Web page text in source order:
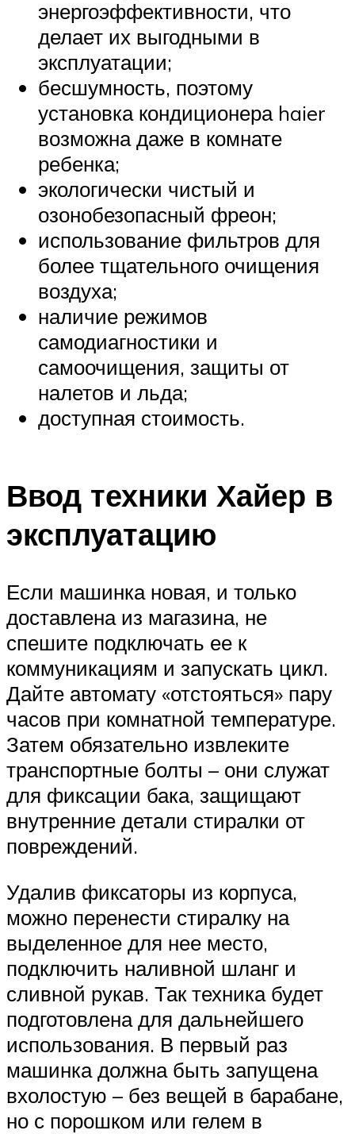
энергоэффективности, что
делает их выгодными в
эксплуатации;
бесшумность, поэтому
установка кондиционера haier
возможна даже в комнате
ребенка;
экологически чистый и
озонобезопасный фреон;
использование фильтров для
более тщательного очищения
воздуха;
наличие режимов
самодиагностики и
самоочищения, защиты от
налетов и льда;
доступная стоимость.
Ввод техники Хайер в
эксплуатацию
Если машинка новая, и только
доставлена из магазина, не
спешите подключать ее к
коммуникациям и запускать цикл.
Дайте автомату «отстояться» пару
часов при комнатной температуре.
Затем обязательно извлеките
транспортные болты – они служат
для фиксации бака, защищают
внутренние детали стиралки от
повреждений.
Удалив фиксаторы из корпуса,
можно перенести стиралку на
выделенное для нее место,
подключить наливной шланг и
сливной рукав. Так техника будет
подготовлена для дальнейшего
использования. В первый раз
машинка должна быть запущена
вхолостую – без вещей в барабане,
но с порошком или гелем в